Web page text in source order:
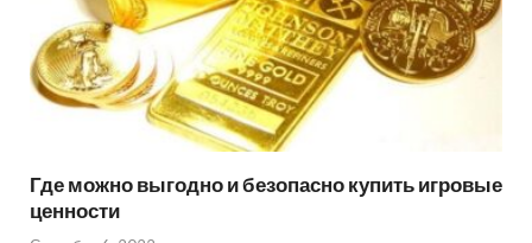
Где можно выгодно и безопасно купить игровые
ценности